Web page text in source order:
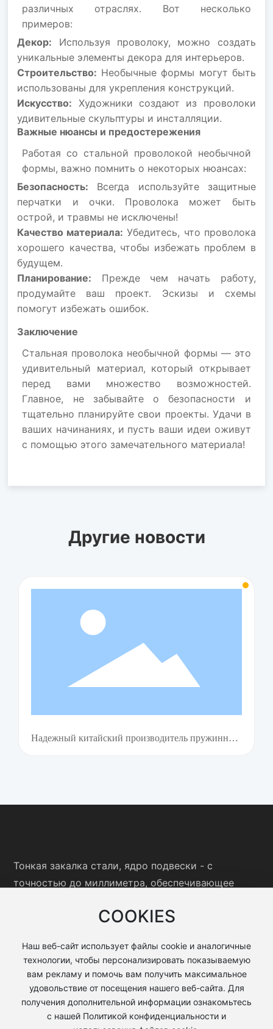
различных отраслях. Вот несколько
примеров:
Декор: Используя проволоку, можно создать
уникальные элементы декора для интерьеров.
Строительство: Необычные формы могут быть
использованы для укрепления конструкций.
Искусство: Художники создают из проволоки
удивительные скульптуры и инсталляции.
Важные нюансы и предостережения
Работая со стальной проволокой необычной
формы, важно помнить о некоторых нюансах:
Безопасность: Всегда используйте защитные
перчатки и очки. Проволока может быть
острой, и травмы не исключены!
Качество материала: Убедитесь, что проволока
хорошего качества, чтобы избежать проблем в
будущем.
Планирование: Прежде чем начать работу,
продумайте ваш проект. Эскизы и схемы
помогут избежать ошибок.
Заключение
Стальная проволока необычной формы — это
удивительный материал, который открывает
перед вами множество возможностей.
Главное, не забывайте о безопасности и
тщательно планируйте свои проекты. Удачи в
ваших начинаниях, и пусть ваши идеи оживут
с помощью этого замечательного материала!
Другие новости
Надежный китайский производитель пружинной
Тонкая закалка стали, ядро подвески - с
точностью до миллиметра, обеспечивающее
COOKIES
Наш веб-сайт использует файлы cookie и аналогичные
технологии, чтобы персонализировать показываемую
вам рекламу и помочь вам получить максимальное
удовольствие от посещения нашего веб-сайта. Для
получения дополнительной информации ознакомьтесь
с нашей Политикой конфиденциальности и
+86-790-6460898
Электронная почта
wangzhenyu@xyhc.team
Адрес
Индустриальный парк Махонг, зона высоких